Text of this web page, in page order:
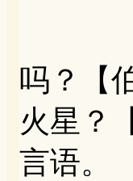
【伯
吗？【
火星？
言语。